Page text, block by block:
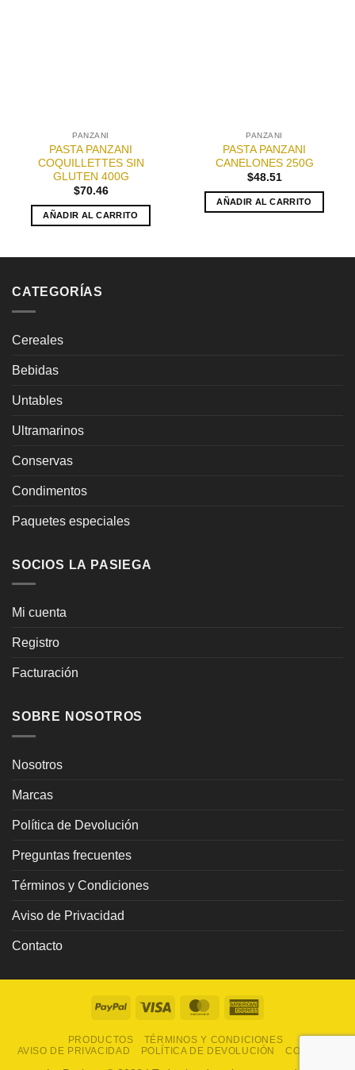
PANZANI
PASTA PANZANI
COQUILLETTES SIN
GLUTEN 400G
$70.46
AÑADIR AL CARRITO
PANZANI
PASTA PANZANI
CANELONES 250G
$48.51
AÑADIR AL CARRITO
CATEGORÍAS
Cereales
Bebidas
Untables
Ultramarinos
Conservas
Condimentos
Paquetes especiales
SOCIOS LA PASIEGA
Mi cuenta
Registro
Facturación
SOBRE NOSOTROS
Nosotros
Marcas
Política de Devolución
Preguntas frecuentes
Términos y Condiciones
Aviso de Privacidad
Contacto
PayPal Visa MasterCard
PRODUCTOS
TÉRMINOS Y CONDICIONES
AVISO DE PRIVACIDAD
POLÍTICA DE DEVOLUCIÓN CONTACTO